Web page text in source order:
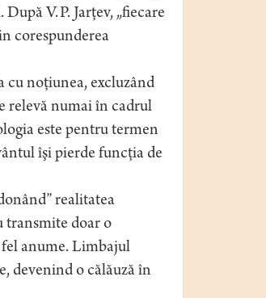
V. P. Jarţev, „fiecare
corespunderea
cu noţiunea, excluzând
relevă numai în cadrul
este pentru termen
îşi pierde funcţia de
realitatea
transmite doar o
anume. Limbajul
devenind o călăuză în